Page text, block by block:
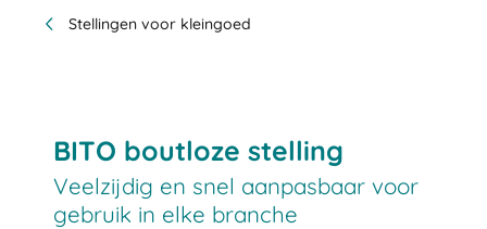
Stellingen voor kleingoed
BITO boutloze stelling
Veelzijdig en snel aanpasbaar voor
gebruik in elke branche